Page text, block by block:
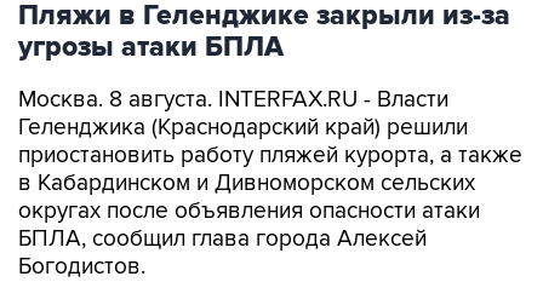
Пляжи в Геленджике закрыли из-за
угрозы атаки БПЛА
Москва. 8 августа. INTERFAX.RU - Власти
Геленджика (Краснодарский край) решили
приостановить работу пляжей курорта, а также
в Кабардинском и Дивноморском сельских
округах после объявления опасности атаки
БПЛА, сообщил глава города Алексей
Богодистов.